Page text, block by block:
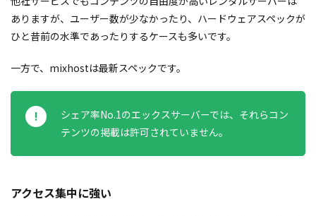
ありますが、ユーザー数が少なかったり、ハードウェアスペックが
ひと昔前の水準であったりするケースも多いです。
一方で、mixhostは最新スペックです。
シェア率No.1のエックスサーバーでは、それらコン
テンツの掲載は許可されていません。
アクセス集中に強い